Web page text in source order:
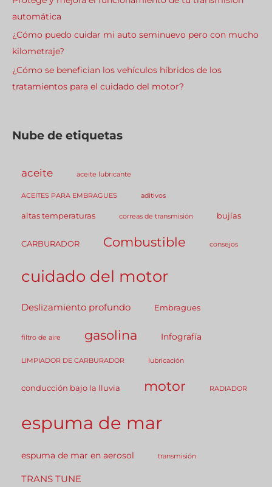
automática
¿Cómo puedo cuidar mi auto seminuevo pero con mucho
kilometraje?
¿Cómo se benefician los vehículos híbridos de los
tratamientos para el cuidado del motor?
Nube de etiquetas
aceite aceite lubricante
ACEITES PARA EMBRAGUES aditivos
altas temperaturas correas de transmisión bujías
CARBURADOR Combustible consejos
cuidado del motor
Deslizamiento profundo Embragues
filtro de aire gasolina Infografía
LIMPIADOR DE CARBURADOR lubricación
conducción bajo la lluvia motor RADIADOR
espuma de mar
espuma de mar en aerosol transmisión
TRANS TUNE